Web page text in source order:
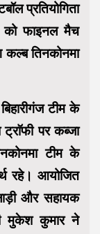
प्रतियोगिता
को फाइनल मैच
कल्ब तिनकोनमा
टीम के
पर कब्जा
टीम के
रहे। आयोजित
और सहायक
मुकेश कुमार ने